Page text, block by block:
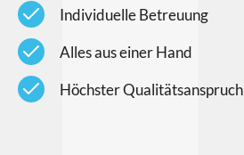
check Individuelle Betreuung
check Alles aus einer Hand
check Höchster Qualitätsanspruch